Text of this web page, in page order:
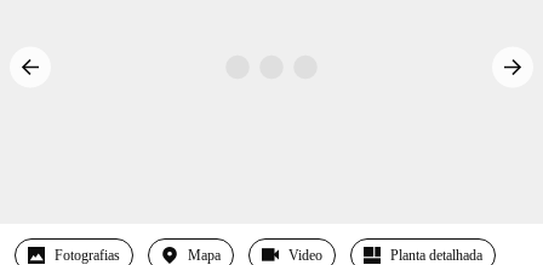
Fotografias Mapa Video Planta detalhada